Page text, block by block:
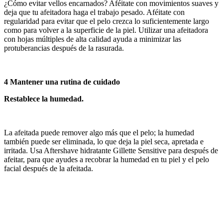
¿Cómo evitar vellos encarnados? Aféitate con movimientos suaves y
deja que tu afeitadora haga el trabajo pesado. Aféitate con
regularidad para evitar que el pelo crezca lo suficientemente largo
como para volver a la superficie de la piel. Utilizar una afeitadora
con hojas múltiples de alta calidad ayuda a minimizar las
protuberancias después de la rasurada.
4 Mantener una rutina de cuidado
Restablece la humedad.
La afeitada puede remover algo más que el pelo; la humedad
también puede ser eliminada, lo que deja la piel seca, apretada e
irritada. Usa Aftershave hidratante Gillette Sensitive para después de
afeitar, para que ayudes a recobrar la humedad en tu piel y el pelo
facial después de la afeitada.